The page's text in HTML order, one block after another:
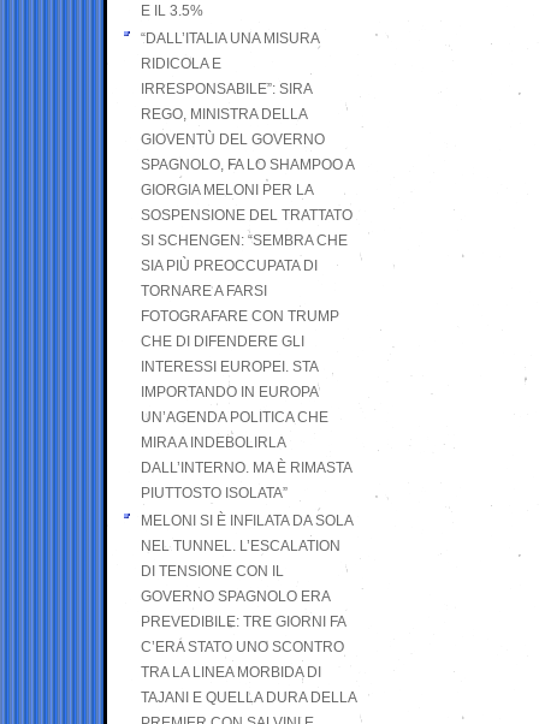
E IL 3.5%
“DALL’ITALIA UNA MISURA
RIDICOLA E
IRRESPONSABILE”: SIRA
REGO, MINISTRA DELLA
GIOVENTÙ DEL GOVERNO
SPAGNOLO, FA LO SHAMPOO A
GIORGIA MELONI PER LA
SOSPENSIONE DEL TRATTATO
SI SCHENGEN: “SEMBRA CHE
SIA PIÙ PREOCCUPATA DI
TORNARE A FARSI
FOTOGRAFARE CON TRUMP
CHE DI DIFENDERE GLI
INTERESSI EUROPEI. STA
IMPORTANDO IN EUROPA
UN’AGENDA POLITICA CHE
MIRA A INDEBOLIRLA
DALL’INTERNO. MA È RIMASTA
PIUTTOSTO ISOLATA”
MELONI SI È INFILATA DA SOLA
NEL TUNNEL. L’ESCALATION
DI TENSIONE CON IL
GOVERNO SPAGNOLO ERA
PREVEDIBILE: TRE GIORNI FA
C’ERA STATO UNO SCONTRO
TRA LA LINEA MORBIDA DI
TAJANI E QUELLA DURA DELLA